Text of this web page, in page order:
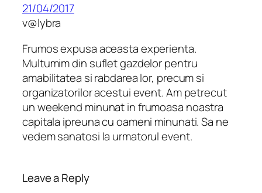
21/04/2017
v@lybra
Frumos expusa aceasta experienta.
Multumim din suflet gazdelor pentru
amabilitatea si rabdarea lor, precum si
organizatorilor acestui event. Am petrecut
un weekend minunat in frumoasa noastra
capitala ipreuna cu oameni minunati. Sa ne
vedem sanatosi la urmatorul event.
Leave a Reply